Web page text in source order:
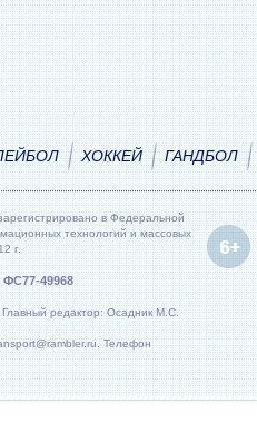
ХОККЕЙ ГАНДБОЛ
в Федеральной
технологий и массовых
г.
49968
редактор: Осадник М.С.
Телефон